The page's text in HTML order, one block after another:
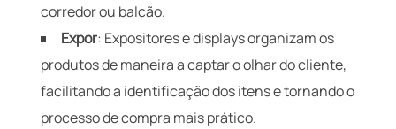
corredor ou balcão.
Expor: Expositores e displays organizam os
produtos de maneira a captar o olhar do cliente,
facilitando a identificação dos itens e tornando o
processo de compra mais prático.